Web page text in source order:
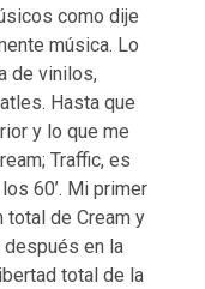
como dije
música. Lo
de vinilos,
Hasta que
y lo que me
Traffic, es
60’. Mi primer
total de Cream y
después en la
total de la